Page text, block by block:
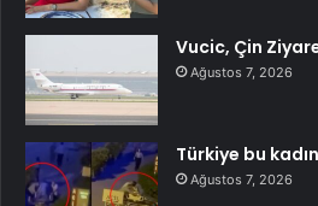
Vucic, Çin
Ağustos 7, 2026
Türkiye bu
Ağustos 7, 2026